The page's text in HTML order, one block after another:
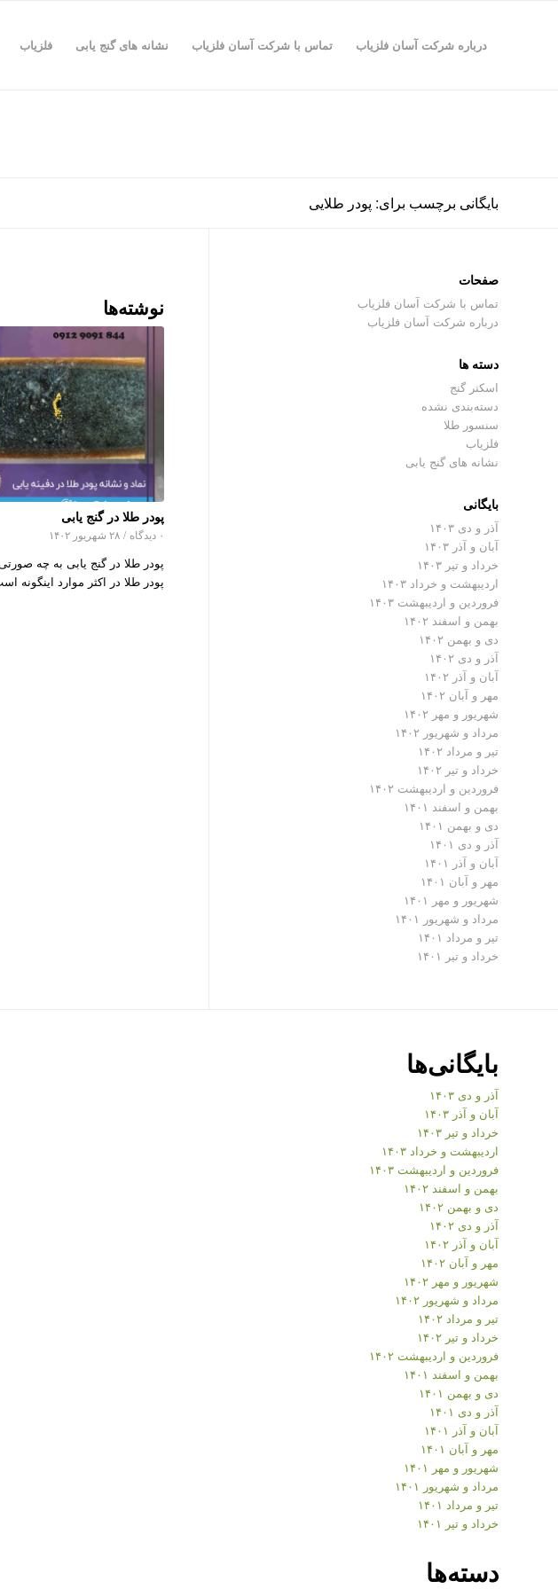
درباره شرکت آسان فلزیاب تماس با شرکت آسان فلزیاب نشانه های گنج یابی فلزیاب
بایگانی برچسب برای: پودر طلایی
نوشته‌ها
پودر طلا در گنج یابی
۰ دیدگاه / ۲۸ شهریور ۱۴۰۲
پودر طلا در گنج یابی به چه
پودر طلا در اکثر موارد
صفحات
تماس با شرکت آسان فلزیاب
درباره شرکت آسان فلزیاب
دسته ها
اسکنر گنج
دسته‌بندی نشده
سنسور طلا
فلزیاب
نشانه های گنج یابی
بایگانی
آذر و دی ۱۴۰۳
آبان و آذر ۱۴۰۳
خرداد و تیر ۱۴۰۳
اردیبهشت و خرداد ۱۴۰۳
فروردین و اردیبهشت ۱۴۰۳
بهمن و اسفند ۱۴۰۲
دی و بهمن ۱۴۰۲
آذر و دی ۱۴۰۲
آبان و آذر ۱۴۰۲
مهر و آبان ۱۴۰۲
شهریور و مهر ۱۴۰۲
مرداد و شهریور ۱۴۰۲
تیر و مرداد ۱۴۰۲
خرداد و تیر ۱۴۰۲
فروردین و اردیبهشت ۱۴۰۲
بهمن و اسفند ۱۴۰۱
دی و بهمن ۱۴۰۱
آذر و دی ۱۴۰۱
آبان و آذر ۱۴۰۱
مهر و آبان ۱۴۰۱
شهریور و مهر ۱۴۰۱
مرداد و شهریور ۱۴۰۱
تیر و مرداد ۱۴۰۱
خرداد و تیر ۱۴۰۱
بایگانی‌ها
آذر و دی ۱۴۰۳
آبان و آذر ۱۴۰۳
خرداد و تیر ۱۴۰۳
اردیبهشت و خرداد ۱۴۰۳
فروردین و اردیبهشت ۱۴۰۳
بهمن و اسفند ۱۴۰۲
دی و بهمن ۱۴۰۲
آذر و دی ۱۴۰۲
آبان و آذر ۱۴۰۲
مهر و آبان ۱۴۰۲
شهریور و مهر ۱۴۰۲
مرداد و شهریور ۱۴۰۲
تیر و مرداد ۱۴۰۲
خرداد و تیر ۱۴۰۲
فروردین و اردیبهشت ۱۴۰۲
بهمن و اسفند ۱۴۰۱
دی و بهمن ۱۴۰۱
آذر و دی ۱۴۰۱
آبان و آذر ۱۴۰۱
مهر و آبان ۱۴۰۱
شهریور و مهر ۱۴۰۱
مرداد و شهریور ۱۴۰۱
تیر و مرداد ۱۴۰۱
خرداد و تیر ۱۴۰۱
دسته‌ها